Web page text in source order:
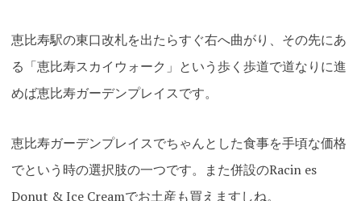
恵比寿駅の東口改札を出たらすぐ右へ曲がり、その先にあ
る「恵比寿スカイウォーク」という歩く歩道で道なりに進
めば恵比寿ガーデンプレイスです。
恵比寿ガーデンプレイスでちゃんとした食事を手頃な価格
でという時の選択肢の一つです。また併設のRacin es
Donut & Ice Creamでお土産も買えますしね。